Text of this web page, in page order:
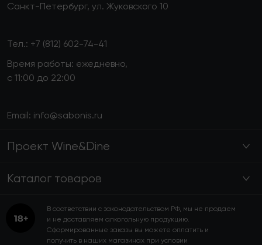
Санкт-Петербург, ул. Жуковского 10
Тел.: +7 (812) 602-74-41
Время работы: ежедневно,
с 11:00 до 22:00
Email: info@sabonis.ru
Проект Wine&Dine
Каталог товаров
В соответствии с законодательством РФ, мы не продаем
и не доставляем алкогольную продукцию.
Сформированные заказы вы можете оплатить и
получить в наших магазинах при условии